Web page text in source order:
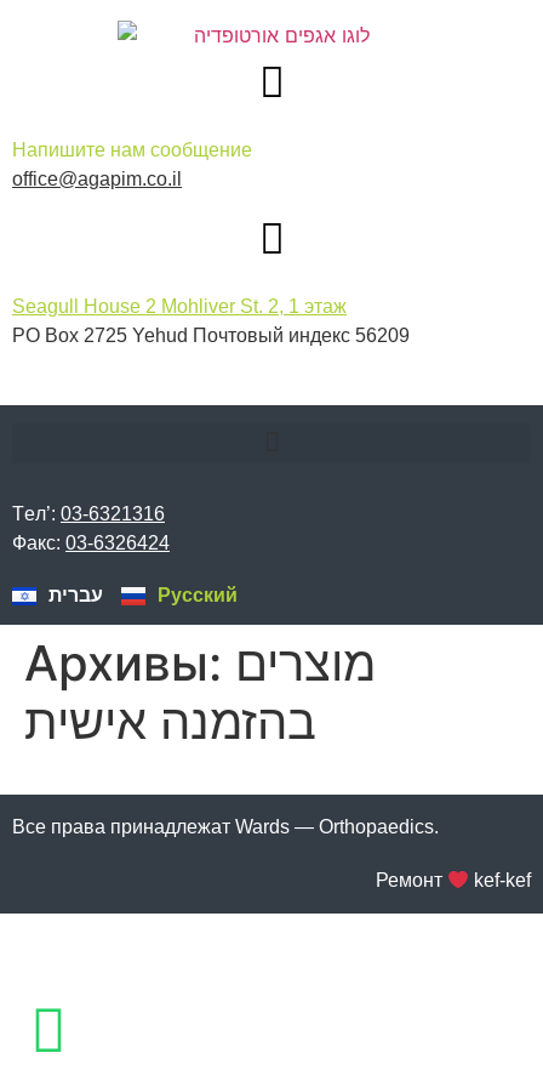
Напишите нам сообщение
office@agapim.co.il
Seagull House 2 Mohliver St. 2, 1 этаж
PO Box 2725 Yehud Почтовый индекс 56209
Тeл’: 03-6321316
Факс: 03-6326424
עברית Русский
Архивы: מוצרים
בהזמנה אישית
Все права принадлежат Wards — Orthopaedics.
Ремонт kef-kef